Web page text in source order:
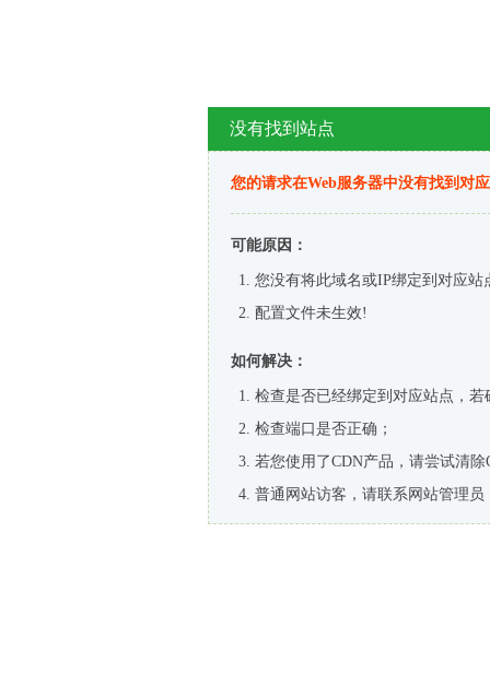
没有找到站点
您的请求在Web服务器中没有找到对
可能原因：
您没有将此域名或IP绑定到对应站
配置文件未生效!
如何解决：
检查是否已经绑定到对应站点，
检查端口是否正确；
若您使用了CDN产品，请尝试清除
普通网站访客，请联系网站管理员